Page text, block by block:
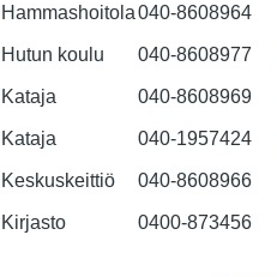
Hammashoitola040-8608964
Hutun koulu 040-8608977
Kataja 040-8608969
Kataja 040-1957424
Keskuskeittiö 040-8608966
Kirjasto 0400-873456